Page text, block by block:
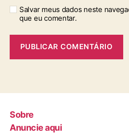
Salvar meus dados neste
que eu comentar.
Sobre
Anuncie aqui